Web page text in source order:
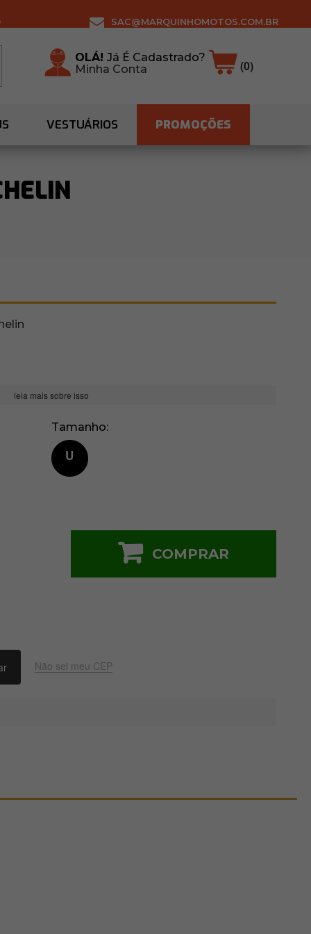
SAC@MARQUINHOMOTOS.COM.BR
OLÁ!Já É Cadastrado?
Minha Conta
(0)
VESTUÁRIOS PROMOÇÕES
leia mais sobre isso
Tamanho
U
COMPRAR
Não sei meu CEP